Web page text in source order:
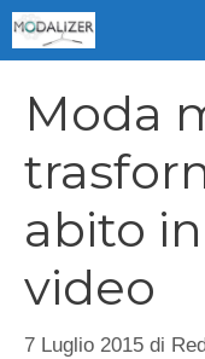
Vai
al
Moda
abito
video
7 Luglio 2015 di